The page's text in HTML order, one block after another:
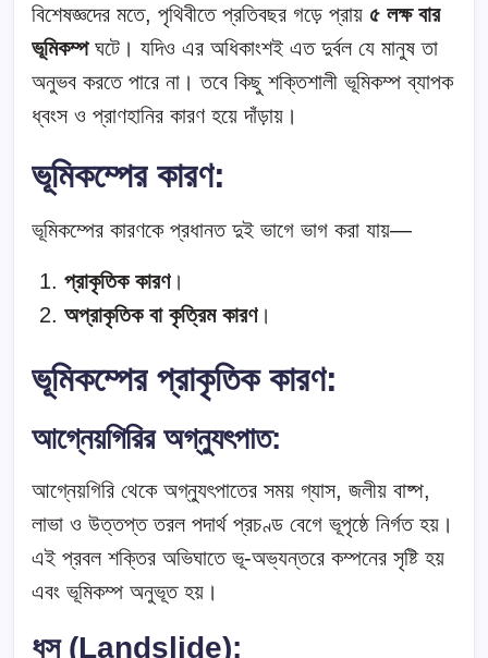
বিশেষজ্ঞদের মতে, পৃথিবীতে প্রতিবছর গড়ে প্রায় ৫ লক্ষ বার
ভূমিকম্পঘটে। যদিও এর অধিকাংশই এত দুর্বল যে মানুষ তা
অনুভব করতে পারে না। তবে কিছু শক্তিশালী ভূমিকম্প ব্যাপক
ধ্বংস ও প্রাণহানির কারণ হয়ে দাঁড়ায়।
ভূমিকম্পের কারণ:
ভূমিকম্পের কারণকে প্রধানত দুই ভাগে ভাগ করা যায়—
প্রাকৃতিক কারণ।
অপ্রাকৃতিক বা কৃত্রিম কারণ।
ভূমিকম্পের প্রাকৃতিক কারণ:
আগ্নেয়গিরির অগ্ন্যুৎপাত:
আগ্নেয়গিরি থেকে অগ্ন্যুৎপাতের সময় গ্যাস, জলীয় বাষ্প,
লাভা ও উত্তপ্ত তরল পদার্থ প্রচণ্ড বেগে ভূপৃষ্ঠে নির্গত হয়।
এই প্রবল শক্তির অভিঘাতে ভূ-অভ্যন্তরে কম্পনের সৃষ্টি হয়
এবং ভূমিকম্প অনুভূত হয়।
ধস (Landslide):